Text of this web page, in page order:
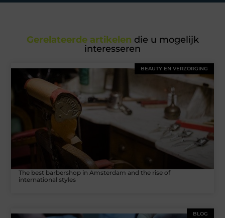
Gerelateerde artikelen die u mogelijk
interesseren
BEAUTY EN VERZORGING
The best barbershop in Amsterdam and the rise of
international styles
BLOG